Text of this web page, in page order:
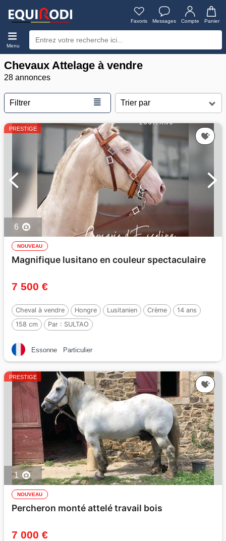
Favoris Messages Compte Panier
Menu
Chevaux Attelage à vendre
28 annonces
Filtrer ≣
PRESTIGE
6
NOUVEAU
Magnifique lusitano en couleur spectaculaire
7 500 €
Cheval à vendre Hongre Lusitanien Crème
14 ans
158 cm
Par : SULTAO
Essonne Particulier
PRESTIGE
1
NOUVEAU
Percheron monté attelé travail bois
7 000 €